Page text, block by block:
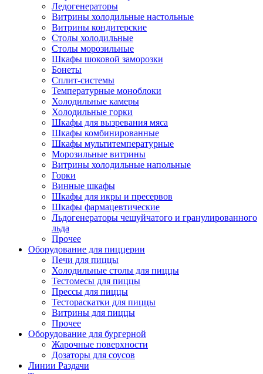
Ледогенераторы
Витрины холодильные настольные
Витрины кондитерские
Столы холодильные
Столы морозильные
Шкафы шоковой заморозки
Бонеты
Сплит-системы
Температурные моноблоки
Холодильные камеры
Холодильные горки
Шкафы для вызревания мяса
Шкафы комбинированные
Шкафы мультитемпературные
Морозильные витрины
Витрины холодильные напольные
Горки
Винные шкафы
Шкафы для икры и пресервов
Шкафы фармацевтические
Льдогенераторы чешуйчатого и гранулированного
льда
Прочее
Оборудование для пиццерии
Печи для пиццы
Холодильные столы для пиццы
Тестомесы для пиццы
Прессы для пиццы
Тестораскатки для пиццы
Витрины для пиццы
Прочее
Оборудование для бургерной
Жарочные поверхности
Дозаторы для соусов
Линии Раздачи